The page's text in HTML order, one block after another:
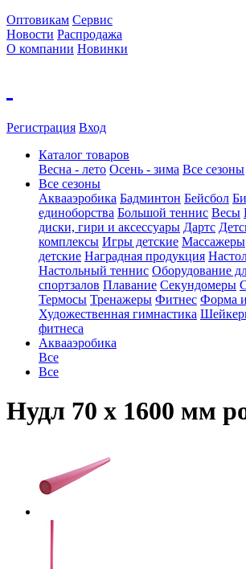
Оптовикам Сервис
Новости Распродажа
О компании Новинки
Регистрация Вход
Каталог товаров
Весна - лето Осень - зима Все сезоны
Все сезоны
Аквааэробика Бадминтон Бейсбол
единоборства Большой теннис Весы
диски, гири и аксессуары Дартс
комплексы Игры детские Массажеры
детские Наградная продукция
Настольный теннис Оборудование
спортзалов Плавание Секундомеры
Термосы Тренажеры Фитнес Форма
Художественная гимнастика
фитнеса
Аквааэробика
Все
Все
Нудл 70 х 1600 мм